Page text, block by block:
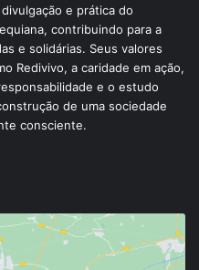
e prática do
contribuindo para a
e solidárias. Seus valores
Redivivo, a caridade em ação,
e o estudo
de uma sociedade
consciente.